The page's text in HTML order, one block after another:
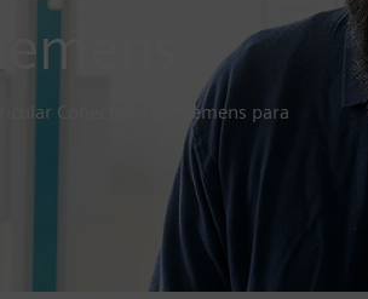
Conectado da Siemens para